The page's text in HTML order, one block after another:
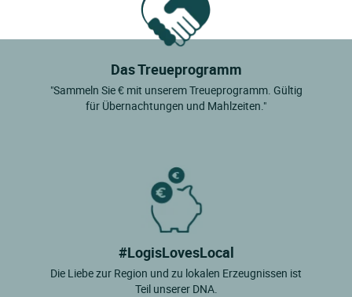
Das Treueprogramm
"Sammeln Sie € mit unserem Treueprogramm. Gültig
für Übernachtungen und Mahlzeiten."
#LogisLovesLocal
Die Liebe zur Region und zu lokalen Erzeugnissen ist
Teil unserer DNA.